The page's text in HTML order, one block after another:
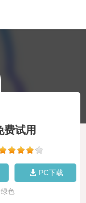
费试用
PC下载
色